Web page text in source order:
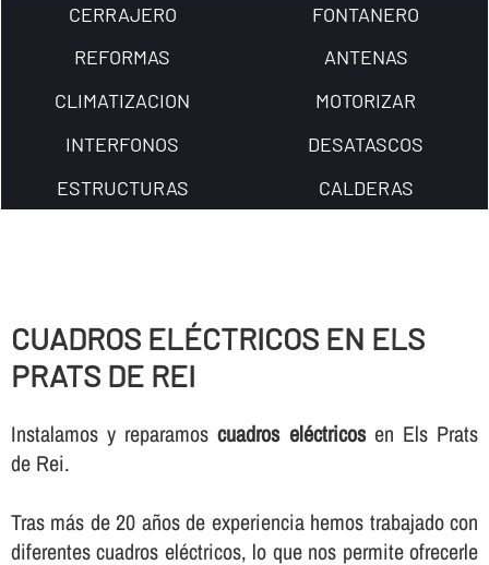
CERRAJERO
FONTANERO
REFORMAS
ANTENAS
CLIMATIZACION
MOTORIZAR
INTERFONOS
DESATASCOS
ESTRUCTURAS
CALDERAS
CUADROS ELÉCTRICOS EN ELS
PRATS DE REI
Instalamos y reparamoscuadros eléctricosen Els Prats
de Rei.
Tras más de 20 años de experiencia hemos trabajado con
diferentes cuadros eléctricos, lo que nos permite ofrecerle